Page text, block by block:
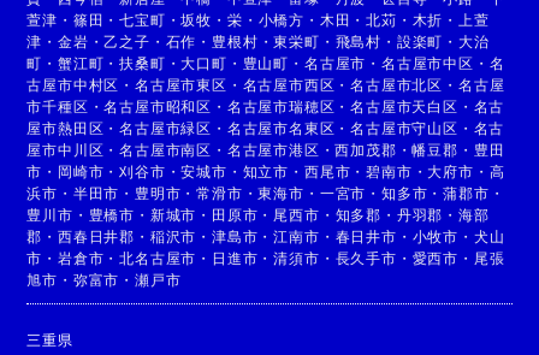
萱津 ・ 篠田 ・七宝町 ・坂牧 ・ 栄 ・ 小橋方 ・ 木田 ・北苅 ・ 木折 ・
上萱
津 ・金岩 ・乙之子 ・ 石作 ・ 豊根村 ・東栄町 ・ 飛島村 ・ 設楽町 ・ 大治
町 ・蟹江町 ・扶桑町 ・大口町 ・ 豊山町 ・ 名古屋市 ・ 名古屋市中区 ・ 名
古屋市中村区 ・名古屋市東区 ・ 名古屋市西区 ・名古屋市北区 ・ 名古屋
市千種区 ・名古屋市昭和区 ・ 名古屋市瑞穂区 ・名古屋市天白区 ・ 名古
屋市熱田区 ・名古屋市緑区 ・ 名古屋市名東区 ・名古屋市守山区 ・ 名古
屋市中川区 ・名古屋市南区 ・ 名古屋市港区 ・西加茂郡 ・幡豆郡 ・ 豊田
市 ・ 岡崎市 ・刈谷市 ・安城市 ・ 知立市 ・ 西尾市 ・碧南市 ・大府市 ・ 高
浜市 ・ 半田市 ・ 豊明市 ・常滑市 ・東海市 ・ 一宮市 ・ 知多市 ・蒲郡市 ・
豊川市 ・ 豊橋市 ・ 新城市 ・ 田原市 ・ 尾西市 ・ 知多郡 ・ 丹羽郡 ・ 海部
郡 ・西春日井郡 ・ 稲沢市 ・津島市 ・江南市 ・ 春日井市 ・ 小牧市 ・ 犬山
市 ・岩倉市 ・北名古屋市 ・ 日進市 ・清須市 ・ 長久手市 ・ 愛西市 ・ 尾張
旭市 ・ 弥富市 ・瀬戸市
三重県